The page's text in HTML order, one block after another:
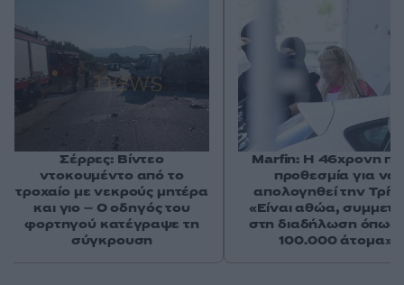
Σέρρες: Βίντεο
ντοκουμέντο από το
τροχαίο με νεκρούς μητέρα
και γιο – Ο οδηγός του
φορτηγού κατέγραψε τη
σύγκρουση
Marfin: Η 46χρονη
προθεσμία για να
απολογηθεί την
«Είναι αθώα,
στη διαδήλωση όπως
100.000 άτομα»